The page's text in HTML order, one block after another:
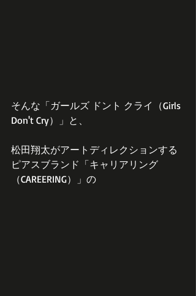
そんな「ガールズ ドント クライ（Girls
Don't Cry）」と、
松田翔太がアートディレクションする
ピアスブランド「キャリアリング
（CAREERING）」の